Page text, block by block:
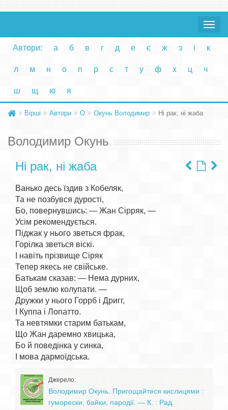
Toggle
Автори: а б в г д е є ж з і к
л м н о п р с т у ф х ц ч
ш щ ю я
Вірші Автори О Окунь Володимир Ні рак, ні жаба
Володимир Окунь
Ні рак, ні жаба
Ванько десь їздив з Кобеляк,
Та не позбувся дурості,
Бо, повернувшись: — Жан Сірряк, —
Усім рекомендується.
Піджак у нього зветься фрак,
Горілка зветься віскі.
І навіть прізвище Сіряк
Тепер якесь не свійське.
Батькам сказав: — Нема дурних,
Щоб землю колупати. —
Дружки у нього Горрб і Дригг,
І Куппа і Лопатто.
Та невтямки старим батькам,
Що Жан даремно хвицька,
Бо й поведінка у синка,
Джерело:
Володимир Окунь. Пригощайтеся кислицями :
гуморески, байки, пародії. — К. : Рад.